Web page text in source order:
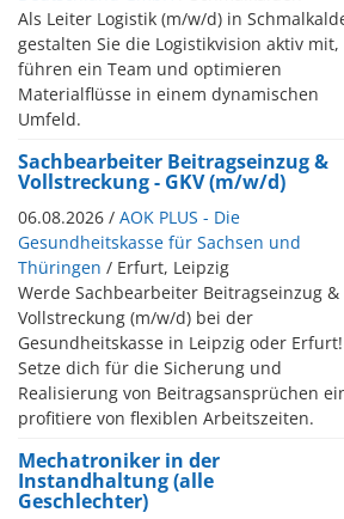
Als Leiter Logistik (m/w/d) in
gestalten Sie die Logistikvision aktiv mit,
führen ein Team und optimieren
Materialflüsse in einem dynamischen
Umfeld.
Sachbearbeiter Beitragseinzug &
Vollstreckung - GKV (m/w/d)
06.08.2026 / AOK PLUS - Die
Gesundheitskasse für Sachsen und
Thüringen / Erfurt, Leipzig
Werde Sachbearbeiter Beitragseinzug &
Vollstreckung (m/w/d) bei der
Gesundheitskasse in Leipzig oder Erfurt!
Setze dich für die Sicherung und
Realisierung von Beitragsansprüchen
profitiere von flexiblen Arbeitszeiten.
Mechatroniker in der
Instandhaltung (alle
Geschlechter)